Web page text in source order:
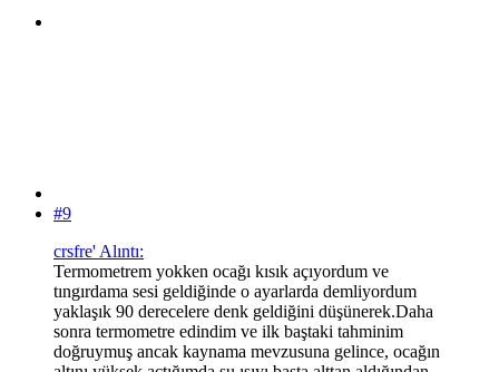
#9
crsfre' Alıntı:
Termometrem yokken ocağı kısık açıyordum ve
tıngırdama sesi geldiğinde o ayarlarda demliyordum
yaklaşık 90 derecelere denk geldiğini düşünerek.Daha
sonra termometre edindim ve ilk baştaki tahminim
doğruymuş ancak kaynama mevzusuna gelince, ocağın